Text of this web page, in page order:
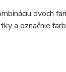
dvoch
a označnie